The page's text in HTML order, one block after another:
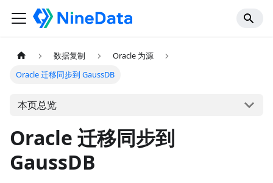
数据复制
Oracle 为源
Oracle 迁移同步到 GaussDB
本页总览
Oracle 迁移同步到
GaussDB